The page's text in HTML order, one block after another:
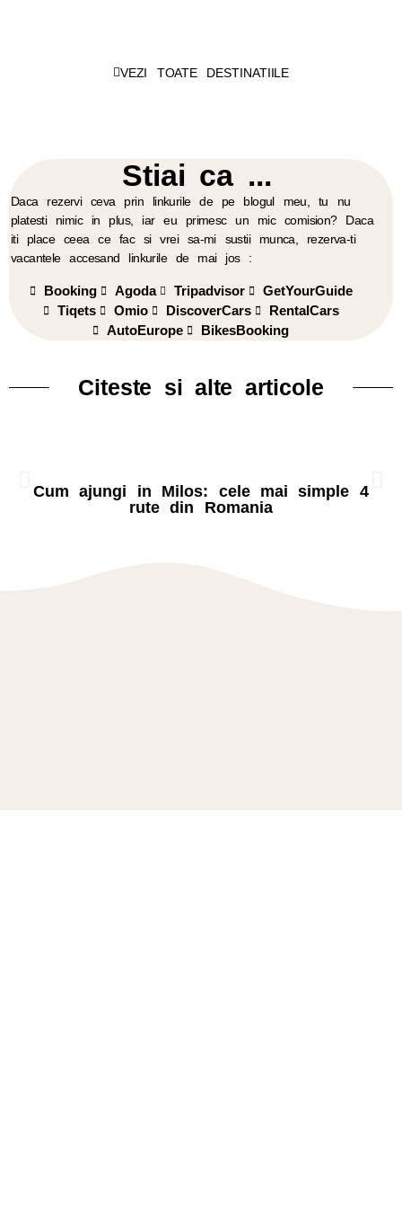
VEZI TOATE DESTINATIILE
Stiai ca ...
Daca rezervi ceva prin linkurile de pe blogul meu, tu nu
platesti nimic in plus, iar eu primesc un mic comision? Daca
iti place ceea ce fac si vrei sa-mi sustii munca, rezerva-ti
vacantele accesand linkurile de mai jos :
Booking Agoda Tripadvisor
GetYourGuide
Tiqets
Omio DiscoverCars
RentalCars
AutoEurope
BikesBooking
Citeste si alte articole
Cum ajungi in Milos: cele mai simple 4
rute din Romania